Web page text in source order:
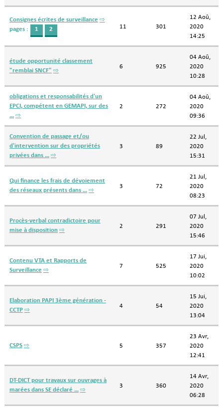
Consignes écrites de surveillance ⇨
pages :
1 2 11 301
12 Aoû,
2020
14:25
étude opportunité classement
"remblai SNCF" ⇨
6 925
04 Aoû,
2020
10:28
obligations et responsabilités d'un
EPCI, compétent en GEMAPI, sur des
…⇨
2 272
04 Aoû,
2020
09:36
Convention de passage et/ou
d'intervention sur des propriétés
privées dans …⇨
3 89
22 Jul,
2020
15:31
Qui finance les frais de dévoiement
des réseaux présents dans …⇨
3 72
21 Jul,
2020
08:23
Procès-verbal contradictoire pour
mise à disposition⇨
2 291
07 Jul,
2020
15:46
Contenu VTA et Rapports de
Surveillance ⇨
7 525
17 Jui,
2020
10:02
Elaboration PAPI 3ème génération -
CCTP⇨
4 54
15 Jui,
2020
13:04
CSPS⇨ 5 357
23 Avr,
2020
12:41
DT-DICT pour travaux sur ouvrages à
marées dans SE déclaré …⇨
3 360
14 Avr,
2020
06:28